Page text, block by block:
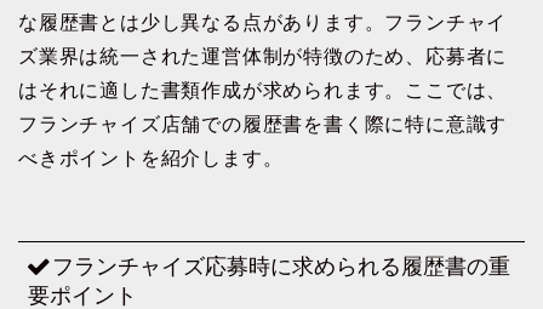
な履歴書とは少し異なる点があります。フランチャイ
ズ業界は統一された運営体制が特徴のため、応募者に
はそれに適した書類作成が求められます。ここでは、
フランチャイズ店舗での履歴書を書く際に特に意識す
べきポイントを紹介します。
フランチャイズ応募時に求められる履歴書の重
要ポイント